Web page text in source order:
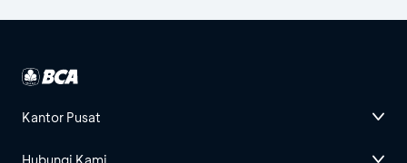
Kantor Pusat